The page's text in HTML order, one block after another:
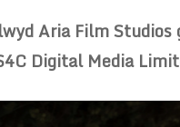
Aria Film
Digital Media